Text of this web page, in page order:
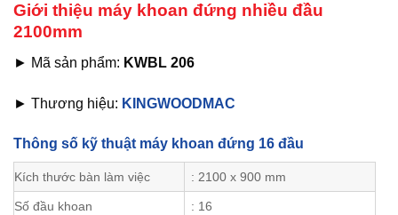
Giới thiệu máy khoan đứng nhiều đầu
2100mm
► Mã sản phẩm: KWBL 206
► Thương hiệu: KINGWOODMAC
Thông số kỹ thuật máy khoan đứng 16 đầu
Kích thước bàn làm việc : 2100 x 900 mm
Số đầu khoan : 16